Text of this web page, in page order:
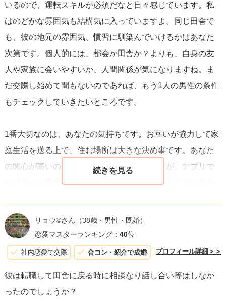
結婚は一人ではなく、二人で築いていくものです。だから
こそ、どのような状況でも二人で協力し、支え合える相手
を選ぶことが何よりも重要です。自分の内面と向き合い、
真剣に考えた上での決断が、後悔のない選択へとつながり
ます。
いるので、運転スキルが必須だなと日々感じています。私
はのどかな雰囲気も結構気に入っていますよ。同じ田舎で
も、彼の地元の雰囲気、慣習に馴染んでいけるかはあなた
次第です。個人的には、都会か田舎か？よりも、自身の友
人や家族に会いやすいか、人間関係が気になりますね。ま
だ交際し始めて間もないのであれば、もう1人の男性の条件
もチェックしていきたいところです。
1番大切なのは、あなたの気持ちです。お互いが協力して家
庭生活を送る上で、住む場所は大きな決め事です。あなた
の関心が高いのも非常に理解できます。ですが、アプリで
知り合った男性と結婚相談所で出会った彼と、どちらがあ
から、まだ迷っているのなら、決断しないことをおすすめ
したいです。そして、そのおふたりではなく、他の男性も
視野に入れるのだってOKですよ。
相手がいなくなることも珍しくありません。ですから、そ
の時に精神的に支えになってくれる人なのかしっかりと見
リョウ©️さん （38歳・男性・既婚）
恋愛マスターランキング： 40位
社内恋愛で交際 合コン・紹介で成婚 プロフィール詳細＞＞
彼は転職して田舎に戻る時に相談なり話し合い等はしなか
ったのでしょうか？